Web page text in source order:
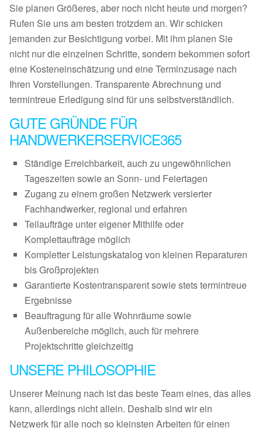
Sie planen Größeres, aber noch nicht heute und morgen?
Rufen Sie uns am besten trotzdem an. Wir schicken
jemanden zur Besichtigung vorbei. Mit ihm planen Sie
nicht nur die einzelnen Schritte, sondern bekommen sofort
eine Kosteneinschätzung und eine Terminzusage nach
Ihren Vorstellungen. Transparente Abrechnung und
termintreue Erledigung sind für uns selbstverständlich.
GUTE GRÜNDE FÜR
HANDWERKERSERVICE365
Ständige Erreichbarkeit, auch zu ungewöhnlichen
Tageszeiten sowie an Sonn- und Feiertagen
Zugang zu einem großen Netzwerk versierter
Fachhandwerker, regional und erfahren
Teilaufträge unter eigener Mithilfe oder
Komplettaufträge möglich
Kompletter Leistungskatalog von kleinen Reparaturen
bis Großprojekten
Garantierte Kostentransparent sowie stets termintreue
Ergebnisse
Beauftragung für alle Wohnräume sowie
Außenbereiche möglich, auch für mehrere
Projektschritte gleichzeitig
UNSERE PHILOSOPHIE
Unserer Meinung nach ist das beste Team eines, das alles
kann, allerdings nicht allein. Deshalb sind wir ein
Netzwerk für alle noch so kleinsten Arbeiten für einen